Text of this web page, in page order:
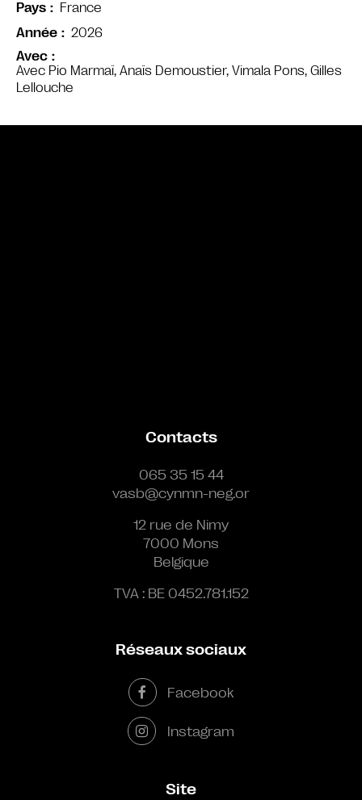
Avec
Avec Pio Marmaï, Anaïs Demoustier, Vimala Pons, Gilles
Lellouche
Pays
France
Année
2026
Contacts
065 35 15 44
vasb@cynmn-neg.or
12 rue de Nimy
7000 Mons
Belgique
TVA : BE 0452.781.152
Réseaux sociaux
Facebook
Instagram
Site